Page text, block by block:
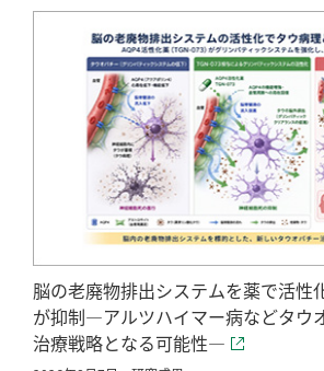
脳の老廃物排出システムを薬で活性
が抑制―アルツハイマー病などタウ
治療戦略となる可能性―